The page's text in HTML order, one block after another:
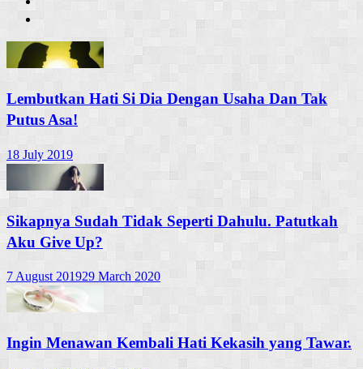
Lembutkan Hati Si Dia Dengan Usaha Dan Tak
Putus Asa!
18 July 2019
Sikapnya Sudah Tidak Seperti Dahulu. Patutkah
Aku Give Up?
7 August 201929 March 2020
Ingin Menawan Kembali Hati Kekasih yang Tawar.